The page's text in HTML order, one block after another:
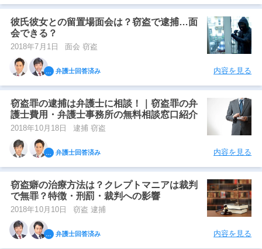
彼氏彼女との留置場面会は？窃盗で逮捕…面
会できる？
2018年7月1日 面会 窃盗
弁護士回答済み 内容を見る
窃盗罪の逮捕は弁護士に相談！｜窃盗罪の弁
護士費用・弁護士事務所の無料相談窓口紹介
2018年10月18日 逮捕 窃盗
弁護士回答済み 内容を見る
窃盗癖の治療方法は？クレプトマニアは裁判
で無罪？特徴・刑罰・裁判への影響
2018年10月10日 窃盗 逮捕
弁護士回答済み 内容を見る